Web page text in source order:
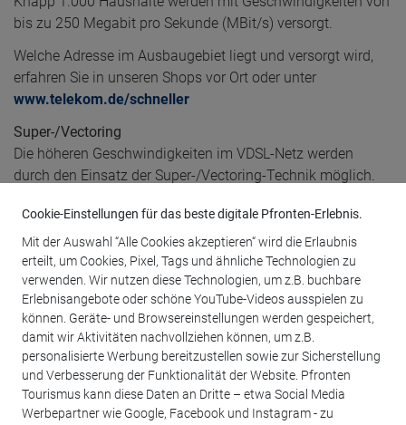
bis zu 250 Megabit pro Sekunde (MBit/s) versorgt.
Welche Adresse im Ausbaugebiet liegt und versorgt wird,
erfahren Sie in unseren Shops vor Ort oder unter
www.telekom.de/schneller
Super-/Vectoring
Die höheren Geschwindigkeiten im VDSL-Netz werden
durch den Einsatz der Super-/Vectoring-Technik möglich.
Störungen, die auf der Kupferleitung auftreten. Beim
Herunterladen erhöht sich die Geschwindigkeit auf bis zu
250 MBit/s.
Highspeed-lnternet, Fernsehen in Ultra HD und Telefonieren
mit höchster Sprachqualität – das gibt es alles gleichzeitig
über einen Anschluss.
Wichtig! Wer bereits Kunde ist oder es werden möchte, es
erfolgt keine automatische Anpassung der
Geschwindigkeit..
Cookie-Einstellungen für das beste digitale Pfronten-Erlebnis.
Mit der Auswahl “Alle Cookies akzeptieren“ wird die Erlaubnis
erteilt, um Cookies, Pixel, Tags und ähnliche Technologien zu
verwenden. Wir nutzen diese Technologien, um z.B. buchbare
Erlebnisangebote oder schöne YouTube-Videos ausspielen zu
können. Geräte- und Browsereinstellungen werden gespeichert,
damit wir Aktivitäten nachvollziehen können, um z.B.
personalisierte Werbung bereitzustellen sowie zur Sicherstellung
und Verbesserung der Funktionalität der Website. Pfronten
Tourismus kann diese Daten an Dritte – etwa Social Media
Werbepartner wie Google, Facebook und Instagram - zu